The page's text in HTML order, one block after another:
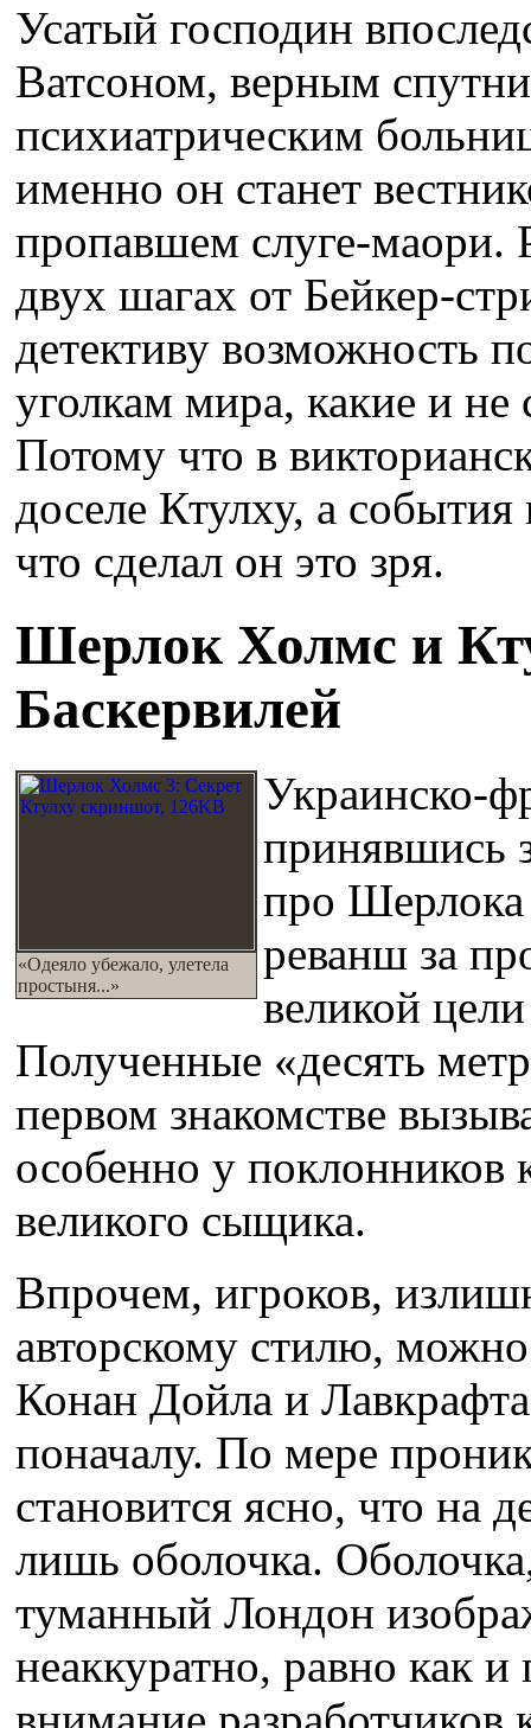
Усатый господин
Ватсоном, верным
психиатрическим
именно он станет
пропавшем слуге-маори.
двух шагах от Бейкер-
детективу возможность
уголкам мира, какие и
Потому что в
доселе Ктулху, а
что сделал он это зря.
Шерлок Холмс и
Баскервилей
«Одеяло убежало, улетела
простыня...»
Украинско-
принявшись
про Шерлока
реванш за
великой
Полученные «десять
первом знакомстве
особенно у поклонников
великого сыщика.
Впрочем, игроков,
авторскому стилю,
Конан Дойла и
поначалу. По мере
становится ясно, что на
лишь оболочка.
туманный Лондон
неаккуратно, равно как